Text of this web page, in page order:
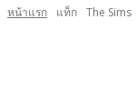
หน้าแรก แท็ก The Sims